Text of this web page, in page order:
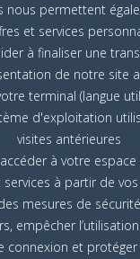
nous permettent
et services
à finaliser une
de notre site
terminal (langue
d'exploitation
visites antérieures
à votre
à partir de
mesures de
empêcher
connexion et